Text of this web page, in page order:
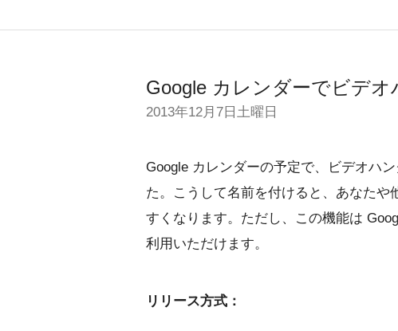
Google カレンダーでビデ
2013年12月7日土曜日
Google カレンダーの予定で、ビデオハ
た。こうして名前を付けると、あなた
すくなります。ただし、この機能は
利用いただけます。
リリース方式：